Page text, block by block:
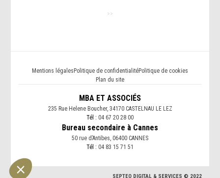
>>
Mentions légalesPolitique de confidentialitéPolitique de cookies
Plan du site
MBA ET ASSOCIÉS
235 Rue Helene Boucher, 34170 CASTELNAU LE LEZ
Tél : 04 67 20 28 00
Bureau secondaire à Cannes
50 rue d’Antibes, 06400 CANNES
Tél : 04 83 15 71 51
SEPTEO DIGITAL & SERVICES © 2022